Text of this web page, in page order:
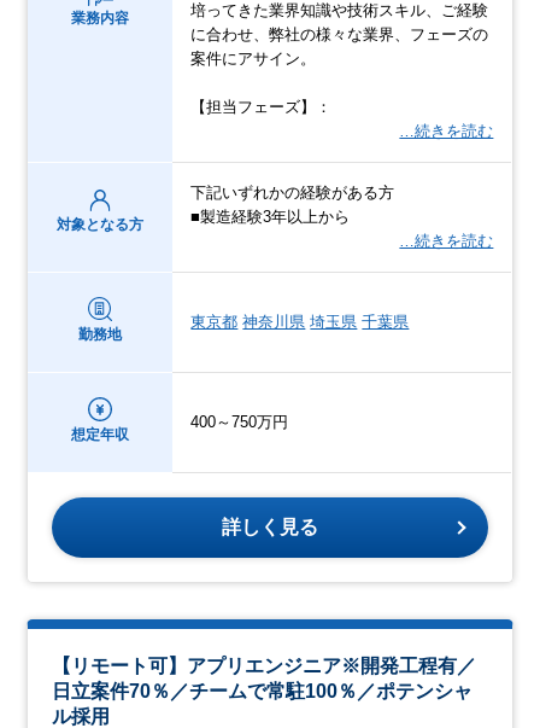
業務内容
培ってきた業界知識や技術スキル、ご経験
に合わせ、弊社の様々な業界、フェーズの
案件にアサイン。
【担当フェーズ】：
…続きを読む
対象となる方
下記いずれかの経験がある方
■製造経験3年以上から
…続きを読む
勤務地
東京都 神奈川県 埼玉県 千葉県
想定年収
400～750万円
詳しく見る
【リモート可】アプリエンジニア※開発工程有／
日立案件70％／チームで常駐100％／ポテンシャ
ル採用